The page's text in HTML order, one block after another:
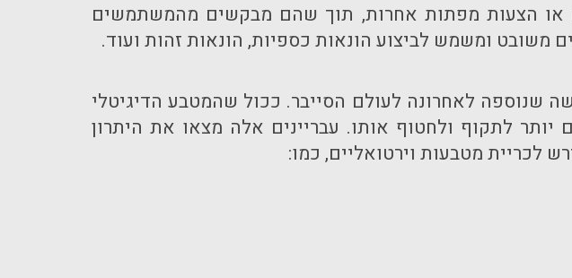
או הצעות מפתות אחרות, תוך שהם מבקשים מהמשתמשים
משובט ומשמש לביצוע הונאות כספיות, הונאות זהות ועוד.
שנוספה לאחרונה לעולם הסייבר. ככול שהמטבע הדיגיטלי
יותר לתקוף ולחטוף אותו. עבריינים אלה מצאו את היתרון
לכריית מטבעות וירטואליים, כמו: